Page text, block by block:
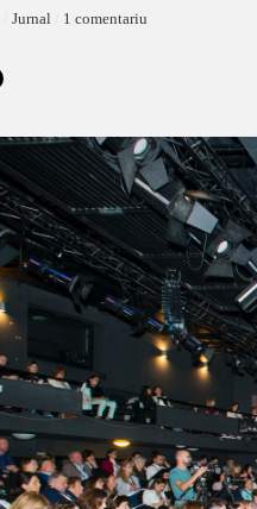
Jurnal 1 comentariu